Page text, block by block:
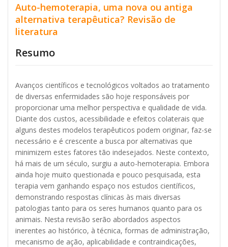
Auto-hemoterapia, uma nova ou antiga
alternativa terapêutica? Revisão de
literatura
Resumo
Avanços científicos e tecnológicos voltados ao tratamento
de diversas enfermidades são hoje responsáveis por
proporcionar uma melhor perspectiva e qualidade de vida.
Diante dos custos, acessibilidade e efeitos colaterais que
alguns destes modelos terapêuticos podem originar, faz-se
necessário e é crescente a busca por alternativas que
minimizem estes fatores tão indesejados. Neste contexto,
há mais de um século, surgiu a auto-hemoterapia. Embora
ainda hoje muito questionada e pouco pesquisada, esta
terapia vem ganhando espaço nos estudos científicos,
demonstrando respostas clínicas às mais diversas
patologias tanto para os seres humanos quanto para os
animais. Nesta revisão serão abordados aspectos
inerentes ao histórico, à técnica, formas de administração,
mecanismo de ação, aplicabilidade e contraindicações,